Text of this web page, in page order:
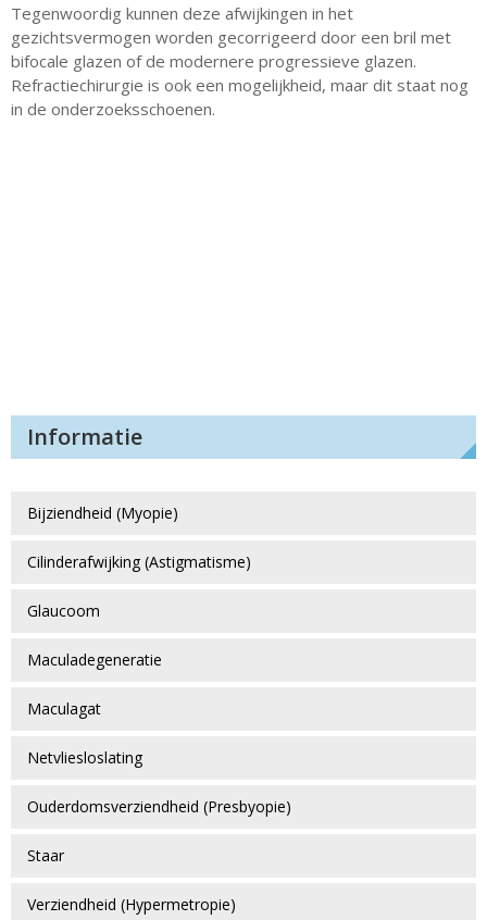
Tegenwoordig kunnen deze afwijkingen in het
gezichtsvermogen worden gecorrigeerd door een bril met
bifocale glazen of de modernere progressieve glazen.
Refractiechirurgie is ook een mogelijkheid, maar dit staat nog
in de onderzoeksschoenen.
Informatie
Bijziendheid (Myopie)
Cilinderafwijking (Astigmatisme)
Glaucoom
Maculadegeneratie
Maculagat
Netvliesloslating
Ouderdomsverziendheid (Presbyopie)
Staar
Verziendheid (Hypermetropie)